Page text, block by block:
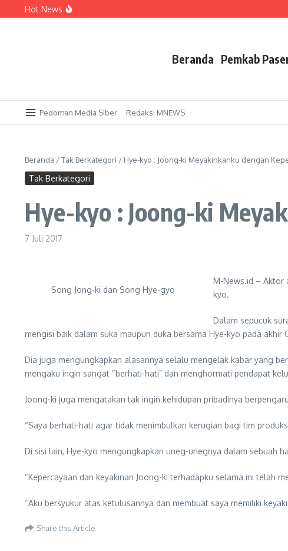
Lewati ke konten
Hot News
NISN Luar Daerah dan Berkas Tidak Valid Jadi Kendala Utama
Beranda Pemkab
Pedoman Media Siber Redaksi MNEWS
Beranda /Tak Berkategori / Hye-kyo : Joong-ki Meyakinkanku dengan
Tak Berkategori
Hye-kyo : Joong-ki
7 Juli 2017
Song Jong-ki dan Song Hye-gyo
M-News.id – Aktor
kyo.
Dalam sepucuk
mengisi baik dalam suka maupun duka bersama Hye-kyo pada akhir
Dia juga mengungkapkan alasannya selalu mengelak kabar yang
mengaku ingin sangat “berhati-hati” dan menghormati pendapat
Joong-ki juga mengatakan tak ingin kehidupan pribadinya
“Saya berhati-hati agar tidak menimbulkan kerugian bagi tim
Di sisi lain, Hye-kyo mengungkapkan uneg-unegnya dalam sebuah
“Kepercayaan dan keyakinan Joong-ki terhadapku selama ini telah
“Aku bersyukur atas ketulusannya dan membuat saya memiliki
Share this Article